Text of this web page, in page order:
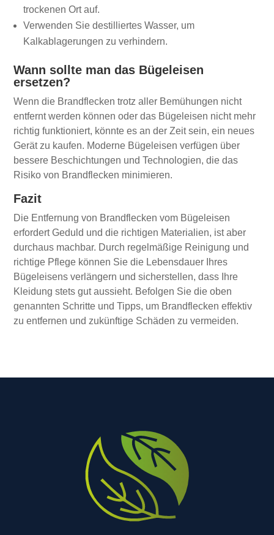
trockenen Ort auf.
Verwenden Sie destilliertes Wasser, um
Kalkablagerungen zu verhindern.
Wann sollte man das Bügeleisen
ersetzen?
Wenn die Brandflecken trotz aller Bemühungen nicht
entfernt werden können oder das Bügeleisen nicht mehr
richtig funktioniert, könnte es an der Zeit sein, ein neues
Gerät zu kaufen. Moderne Bügeleisen verfügen über
bessere Beschichtungen und Technologien, die das
Risiko von Brandflecken minimieren.
Fazit
Die Entfernung von Brandflecken vom Bügeleisen
erfordert Geduld und die richtigen Materialien, ist aber
durchaus machbar. Durch regelmäßige Reinigung und
richtige Pflege können Sie die Lebensdauer Ihres
Bügeleisens verlängern und sicherstellen, dass Ihre
Kleidung stets gut aussieht. Befolgen Sie die oben
genannten Schritte und Tipps, um Brandflecken effektiv
zu entfernen und zukünftige Schäden zu vermeiden.